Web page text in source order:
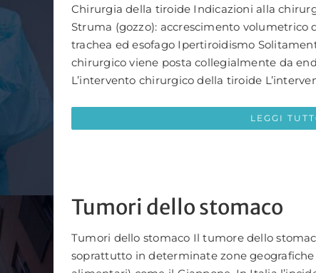
Chirurgia della tiroide Indicazioni alla
Struma (gozzo): accrescimento volumetrico
trachea ed esofago Ipertiroidismo
chirurgico viene posta collegialmente da
L’intervento chirurgico della tiroide
LEGGI
Tumori dello stomaco
Tumori dello stomaco Il tumore dello
soprattutto in determinate zone